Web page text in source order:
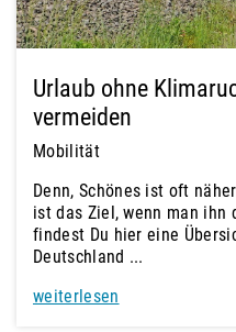
Urlaub ohne
vermeiden
Mobilität
Denn, Schönes ist oft
ist das Ziel, wenn man ihn
findest Du hier eine
Deutschland ...
weiterlesen